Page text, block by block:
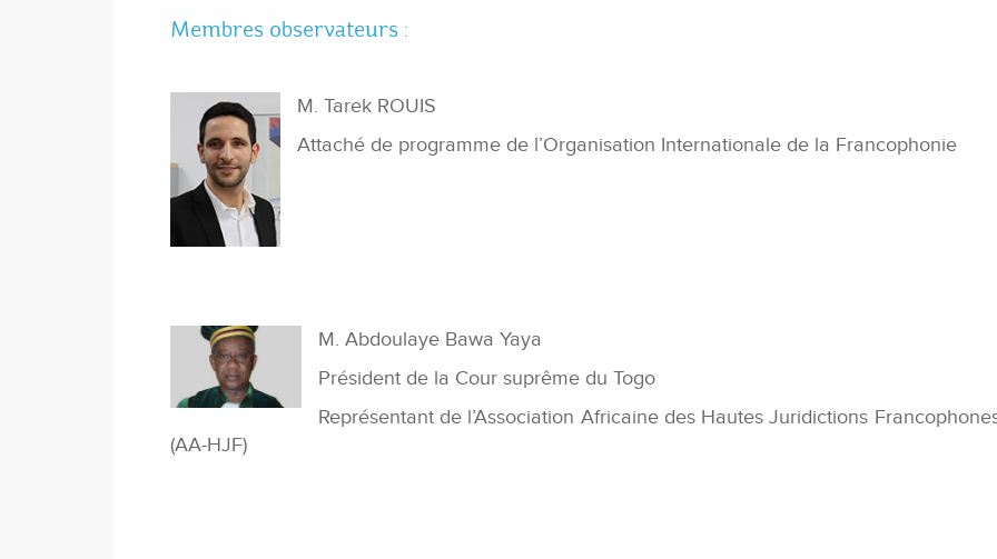
Membres observateurs :
M. Tarek ROUIS
Attaché de programme de l’Organisation Internationale de la Francophonie
M. Abdoulaye Bawa Yaya
Président de la Cour suprême du Togo
Représentant de l’Association Africaine des Hautes Juridictions
(AA-HJF)